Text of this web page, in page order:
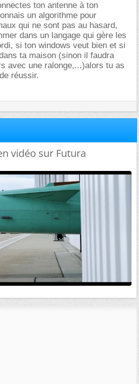
ton antenne à ton
un algorithme pour
qui ne sont pas au hasard,
dans un langage qui gère les
si ton windows veut bien et si
ta maison (sinon il faudra
avec une ralonge,...)alors tu as
réussir.
vidéo sur Futura